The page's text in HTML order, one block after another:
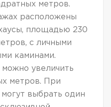
метров.
расположены
площадью 230
с личными
каминами.
увеличить
метров. При
выбрать один